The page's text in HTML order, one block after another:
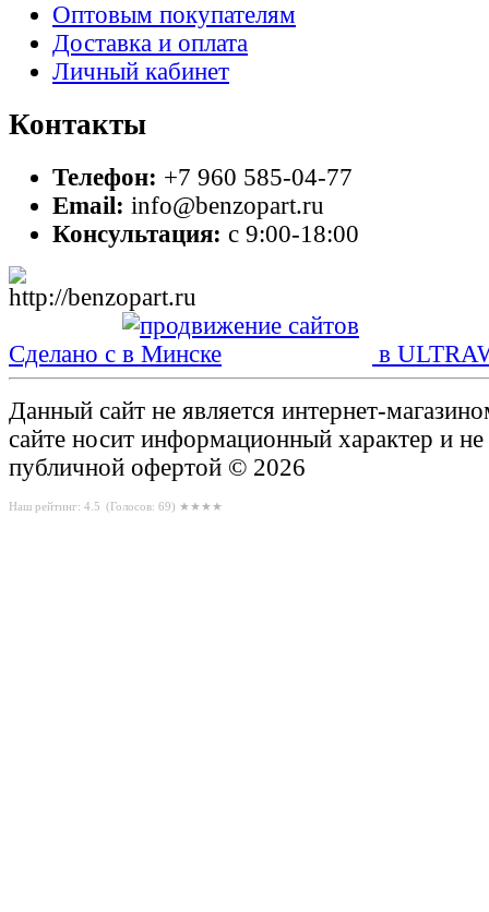
Оптовым покупателям
Доставка и оплата
Личный кабинет
Контакты
Телефон: +7 960 585-04-77
Email: info@benzopart.ru
Консультация: с 9:00-18:00
Сделано с в
Данный сайт не является интернет-
сайте носит информационный характер и не
публичной офертой © 2026
Наш рейтинг: 4.5 (Голосов: 69) ★★★★